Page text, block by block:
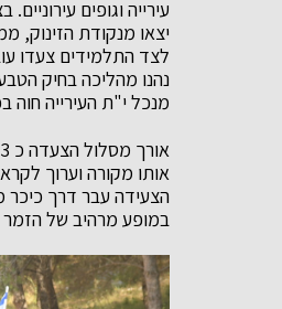
עירייה וגופים
יצאו מנקודת הזינוק,
לצד התלמידים צעדו
נהנו מהליכה בחיק
מנכל י"ת העירייה חוה
אותו מקורה וערוך
הצעידה עבר דרך כיכר
במופע מרהיב של הזמר